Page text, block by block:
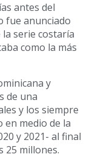
antes del
fue anunciado
la serie costaría
como la más
y
de una
y los siempre
en medio de la
y 2021- al final
25 millones.